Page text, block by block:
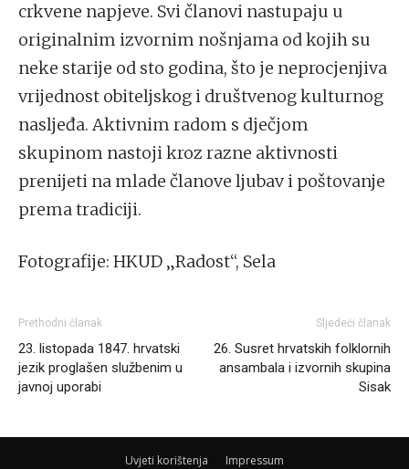
crkvene napjeve. Svi članovi nastupaju u
originalnim izvornim nošnjama od kojih su
neke starije od sto godina, što je neprocjenjiva
vrijednost obiteljskog i društvenog kulturnog
nasljeđa. Aktivnim radom s dječjom
skupinom nastoji kroz razne aktivnosti
prenijeti na mlade članove ljubav i poštovanje
prema tradiciji.
Fotografije: HKUD „Radost“, Sela
Prethodni članak
23. listopada 1847. hrvatski
jezik proglašen službenim u
javnoj uporabi
Sljedeći članak
26. Susret hrvatskih folklornih
ansambala i izvornih skupina
Sisak
Uvjeti korištenja Impressum